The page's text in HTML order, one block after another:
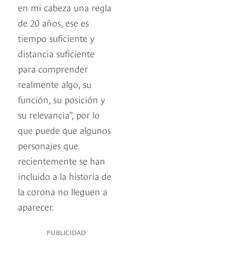
en mi cabeza una regla
de 20 años, ese es
tiempo suficiente y
distancia suficiente
para comprender
realmente algo, su
función, su posición y
su relevancia”, por lo
que puede que algunos
personajes que
recientemente se han
incluido a la historia de
la corona no lleguen a
aparecer.
PUBLICIDAD